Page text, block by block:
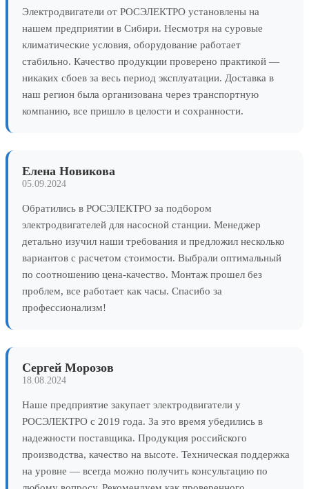
Электродвигатели от РОСЭЛЕКТРО установлены на
нашем предприятии в Сибири. Несмотря на суровые
климатические условия, оборудование работает
стабильно. Качество продукции проверено практикой —
никаких сбоев за весь период эксплуатации. Доставка в
наш регион была организована через транспортную
компанию, все пришло в целости и сохранности.
Елена Новикова
05.09.2024
Обратились в РОСЭЛЕКТРО за подбором
электродвигателей для насосной станции. Менеджер
детально изучил наши требования и предложил несколько
вариантов с расчетом стоимости. Выбрали оптимальный
по соотношению цена-качество. Монтаж прошел без
проблем, все работает как часы. Спасибо за
профессионализм!
Сергей Морозов
18.08.2024
Наше предприятие закупает электродвигатели у
РОСЭЛЕКТРО с 2019 года. За это время убедились в
надежности поставщика. Продукция российского
производства, качество на высоте. Техническая поддержка
на уровне — всегда можно получить консультацию по